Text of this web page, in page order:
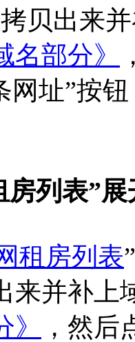
贝出来
部分》
网址”按
房列表”
租房列表
来并补上
，然后